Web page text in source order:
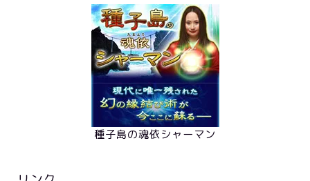
種子島の魂依シャーマン